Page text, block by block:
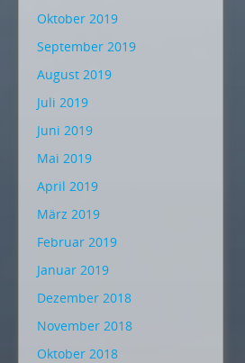
Oktober 2019
September 2019
August 2019
Juli 2019
Juni 2019
Mai 2019
April 2019
März 2019
Februar 2019
Januar 2019
Dezember 2018
November 2018
Oktober 2018